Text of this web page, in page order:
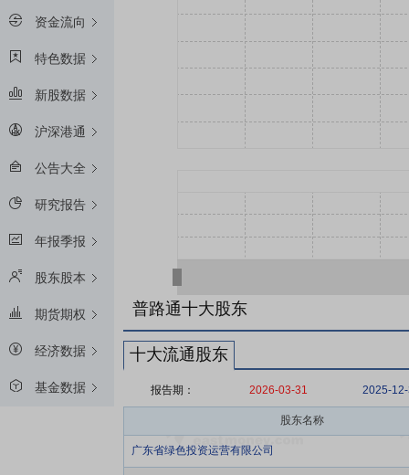
资金流向
特色数据
新股数据
沪深港通
公告大全
研究报告
年报季报
股东股本
期货期权
经济数据
基金数据
普路通十大股东
十大流通股东
报告期： 2026-03-31 2025-
股东名称
广东省绿色投资运营有限公司